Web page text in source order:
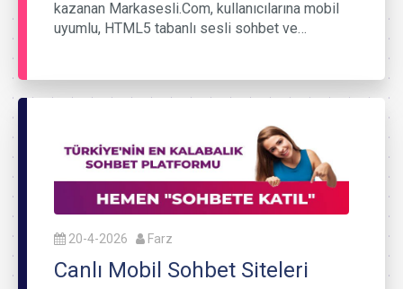
kazanan Markasesli.Com, kullanıcılarına mobil
uyumlu, HTML5 tabanlı sesli sohbet ve…
20-4-2026 Farz
Canlı Mobil Sohbet Siteleri